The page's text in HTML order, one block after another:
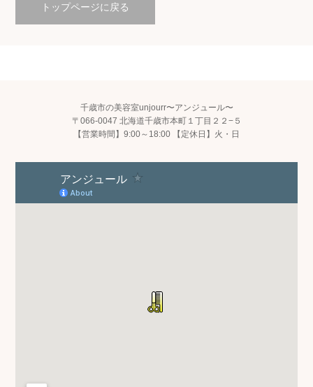
トップページに戻る
千歳市の美容室unjourr〜アンジュール〜
〒066-0047 北海道千歳市本町１丁目２２−５
【営業時間】9:00～18:00 【定休日】火・日